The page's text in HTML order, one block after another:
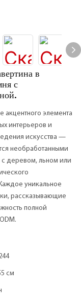
в
с
акцентного элемента
интерьеров и
искусства —
необработанными
деревом, льном или
уникальное
рассказывающие
полной
см